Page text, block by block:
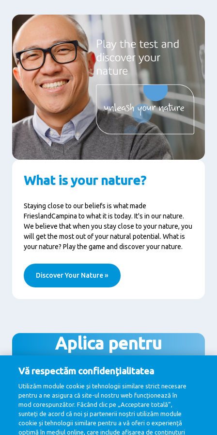
What is your nature?
Staying close to our beliefs is what made
FrieslandCampina to what it is today. It's in our nature.
We believe that when you stay close to your nature, you
will get the most out of your natural potential. What is
your nature? Play the game and discover your nature.
Discover Your Nature »
Aplica pentru
#unjobcareconteaza,
#asacumsecuvine
Vezi toate pozitiile disponibile
Vă respectăm confidențialitatea
Utilizăm module cookie și tehnologii similare strict necesare
pentru a ne asigura că site-ul nostru web funcționează în
mod corespunzător. Făcând clic pe „Acceptare totală”,
sunteți de acord că noi și partenerii noștri utilizăm module
cookie și tehnologii similare pentru a vă oferi o experiență
optimă în mediul online, care include afișarea de conținuturi